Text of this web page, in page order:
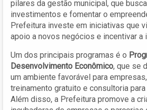
pilares da gestão municipal, que
investimentos e fomentar o
Prefeitura investe em iniciativas que
apoio a novos negócios e incentivar a
Um dos principais programas é o
Desenvolvimento Econômico, que se
um ambiente favorável para
treinamento gratuito e consultoria
Além disso, a Prefeitura promove a